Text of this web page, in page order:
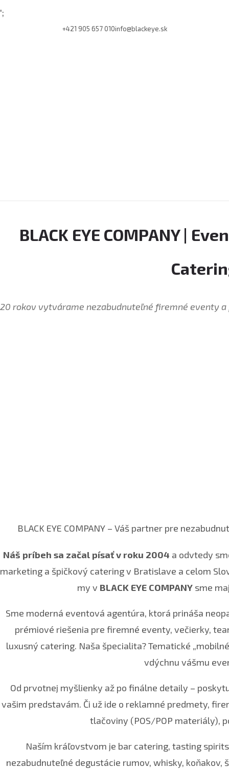
';
+421 905 657 010info@blackeye.sk
BLACK EYE COMPANY |
20 rokov vytvárame nezabudnuteľné firemné eventy
BLACK EYE COMPANY – Váš partner pre
Náš príbeh sa začal písať v roku 2004 a odvtedy
marketing a špičkový catering v Bratislave a celom
my v BLACK EYE COMPANYsme
Sme moderná eventová agentúra, ktorá prináša
prémiové riešenia pre firemné eventy, večierky,
luxusný catering. Naša špecialita? Tematické
vdýchnu vášmu
Od prvotnej myšlienky až po finálne detaily –
vašim predstavám. Či už ide o reklamné predmety,
tlačoviny (POS/POP materiály),
Naším kráľovstvom je bar catering, tasting
nezabudnuteľné degustácie rumov, whisky, koňakov,